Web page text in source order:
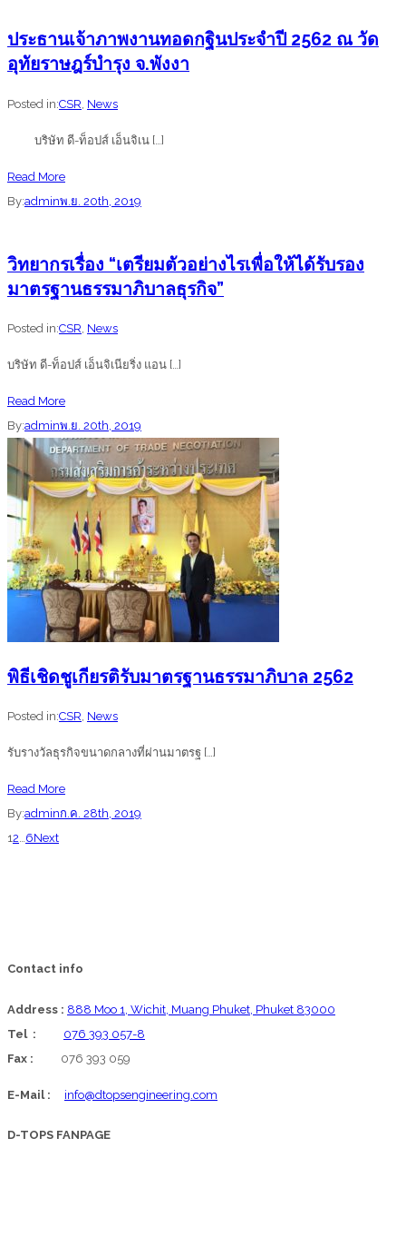
โรง
พยาบาล
กิจกรรม
We
are
ตั้ง
Home
Automation
โจว
จีน
ประธานเจ้าภาพงานทอดกฐินประจำปี 2562 ณ วัด
อุทัยราษฎร์บำรุง จ.พังงา
Posted in:CSR News
บริษัท ดี-ท็อปส์ เอ็นจิเน […]
Read Moreabout
ประธาน
ภาพ
งาน
ทอด
กฐิน
ปี
ณ
วัด
อุทัย
ราษฎร์
บำรุง
จ.พังงา
By:adminพ.ย. 20th, 2019
วิทยากรเรื่อง “เตรียมตัวอย่างไรเพื่อให้ได้รับรอง
มาตรฐานธรรมาภิบาลธุรกิจ”
Posted in:CSR News
บริษัท ดี-ท็อปส์ เอ็นจิเนียริ่ง แอน […]
Read Moreabout
วิทยากร
เรื่อง
“เตรียม
ตัวอย่าง
ไร
เพื่อ
ให้
ได้
รับรอง
มาตรฐาน
ธร
บาล
By:adminพ.ย. 20th, 2019
พิธีเชิดชูเกียรติรับมาตรฐานธรรมาภิบาล 2562
Posted in:CSR, News
รับรางวัลธุรกิจขนาดกลางที่ผ่านมาตรฐ […]
Read Moreabout
พิธี
2562
By:adminก.ค. 28th, 2019
12…6Next
Contact info
Address : 888 Moo 1, Wichit, Muang Phuket, Phuket 83000
Tel : 076 393 057-8
Fax : 076 393 059
E-Mail : info@dtopsengineering.com
D-TOPS FANPAGE